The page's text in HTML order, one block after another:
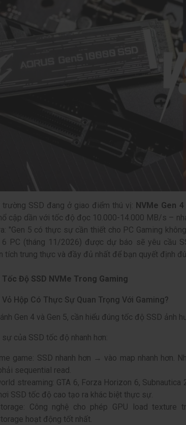
trường SSD đang ở giao điểm thú vị: NVMe Gen 4
cập dần với tốc độ đọc 10.000-14.000 MB/s –
"Gen 5 có thực sự cần thiết cho PC Gaming
6 PC (tháng 11/2026) được dự báo sẽ yêu cầu
tích trung thực và đầy đủ nhất để bạn quyết định
Độ SSD NVMe Trong Gaming
Hộp Có Thực Sự Quan Trọng Với Gaming?
Gen 4 và Gen 5, cần hiểu đúng tốc độ SSD ảnh
của SSD tốc độ nhanh hơn:
game: SSD nhanh hơn → vào map nhanh hơn.
sequential read.
streaming: GTA 6, Forza Horizon 6,
SSD tốc độ cao tạo ra khác biệt thực sự.
Công nghệ cho phép GPU load
hoạt động tốt nhất.